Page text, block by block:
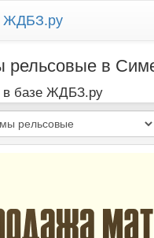
ЖДБЗ.ру
в
в базе ЖДБЗ.ру